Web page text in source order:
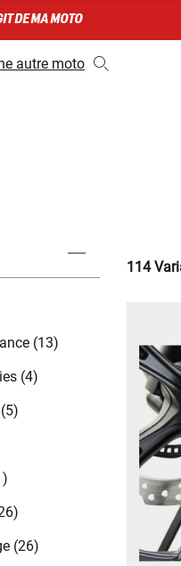
DE MA MOTO
autre moto
(13)
(4)
(26)
114